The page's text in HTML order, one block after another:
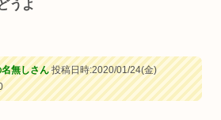
うよ
無しさん投稿日時:2020/01/24(金)